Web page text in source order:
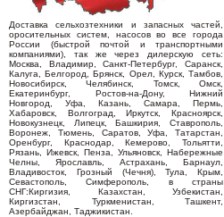
Доставка сельхозтехники и запасных частей,
оросительных систем, насосов во все города
России (быстрой почтой и транспортными
компаниями), так же через дилерскую сеть:
Москва, Владимир, Санкт-Петербург, Саранск,
Калуга, Белгород, Брянск, Орел, Курск, Тамбов,
Новосибирск, Челябинск, Томск, Омск,
Екатеринбург, Ростов-на-Дону, Нижний
Новгород, Уфа, Казань, Самара, Пермь,
Хабаровск, Волгоград, Иркутск, Красноярск,
Новокузнецк, Липецк, Башкирия, Ставрополь,
Воронеж, Тюмень, Саратов, Уфа, Татарстан,
Оренбург, Краснодар, Кемерово, Тольятти,
Рязань, Ижевск, Пенза, Ульяновск, Набережные
Челны, Ярославль, Астрахань, Барнаул,
Владивосток, Грозный (Чечня), Тула, Крым,
Севастополь, Симферополь, в страны
СНГ:Киргизия, Казахстан, Узбекистан,
Киргизстан, Туркменистан, Ташкент,
Азербайджан, Таджикистан.